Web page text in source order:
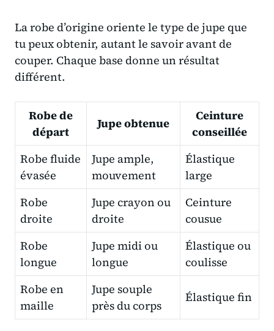
La robe d’origine oriente le type de jupe que
tu peux obtenir, autant le savoir avant de
couper. Chaque base donne un résultat
différent.
Robe de
départ
Jupe obtenue
Ceinture
conseillée
Robe fluide
évasée
Jupe ample,
mouvement
Élastique
large
Robe
droite
Jupe crayon ou
droite
Ceinture
cousue
Robe
longue
Jupe midi ou
longue
Élastique ou
coulisse
Robe en
maille
Jupe souple
près du corps
Élastique fin